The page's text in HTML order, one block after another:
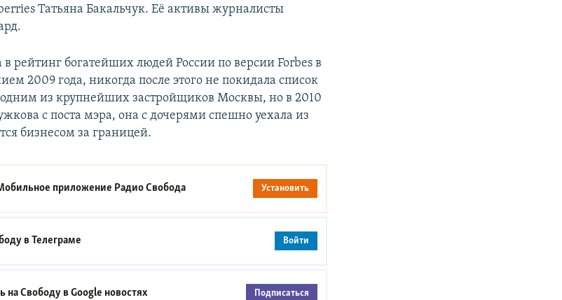
Татьяна Бакальчук. Её активы журналисты
рейтинг богатейших людей России по версии Forbes в
2009 года, никогда после этого не покидала список
из крупнейших застройщиков Москвы, но в 2010
с поста мэра, она с дочерями спешно уехала из
бизнесом за границей.
приложение Радио Свобода Установить
вТелеграме Войти
на Свободу вGoogle новостях Подписаться